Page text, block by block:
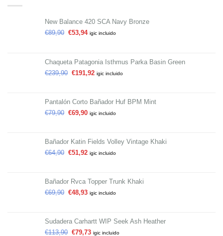
New Balance 420 SCA Navy Bronze
€89,90 €53,94 igic incluido
Chaqueta Patagonia Isthmus Parka Basin Green
€239,90 €191,92 igic incluido
Pantalón Corto Bañador Huf BPM Mint
€79,90 €69,90 igic incluido
Bañador Katin Fields Volley Vintage Khaki
€64,90 €51,92 igic incluido
Bañador Rvca Topper Trunk Khaki
€69,90 €48,93 igic incluido
Sudadera Carhartt WIP Seek Ash Heather
€113,90 €79,73 igic incluido